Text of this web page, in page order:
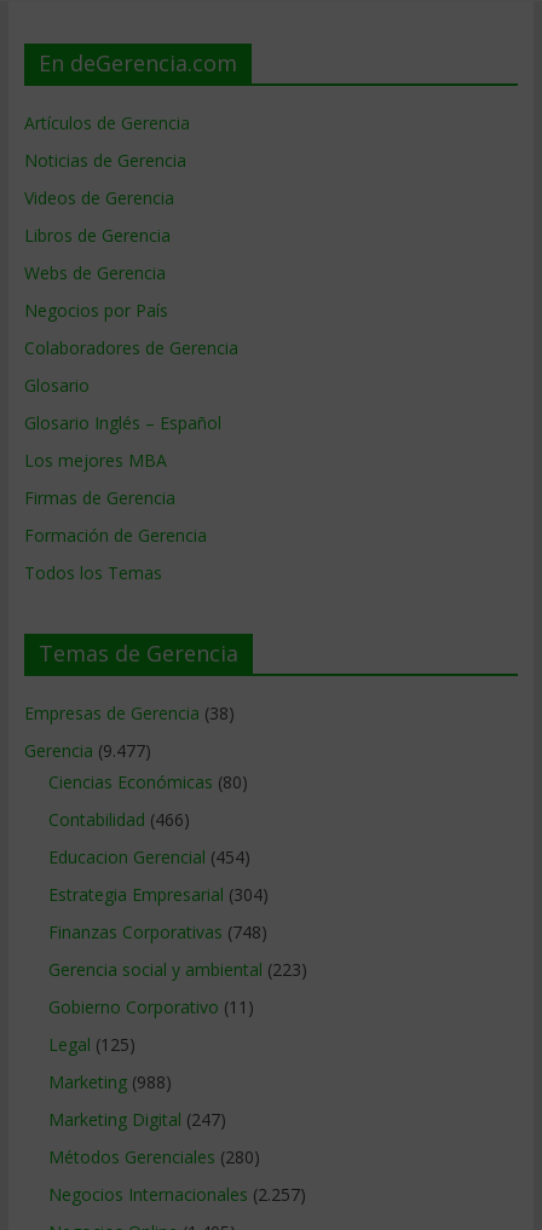
En deGerencia.com
Artículos de Gerencia
Noticias de Gerencia
Videos de Gerencia
Libros de Gerencia
Webs de Gerencia
Negocios por País
Colaboradores de Gerencia
Glosario
Glosario Inglés – Español
Los mejores MBA
Firmas de Gerencia
Formación de Gerencia
Todos los Temas
Temas de Gerencia
Empresas de Gerencia (38)
Gerencia (9.477)
Ciencias Económicas (80)
Contabilidad (466)
Educacion Gerencial (454)
Estrategia Empresarial (304)
Finanzas Corporativas (748)
Gerencia social y ambiental (223)
Gobierno Corporativo (11)
Legal (125)
Marketing(988)
Marketing Digital (247)
Métodos Gerenciales (280)
Negocios Internacionales (2.257)